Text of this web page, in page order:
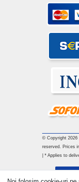
© Copyright 2026
reserved. Prices
| * Applies to